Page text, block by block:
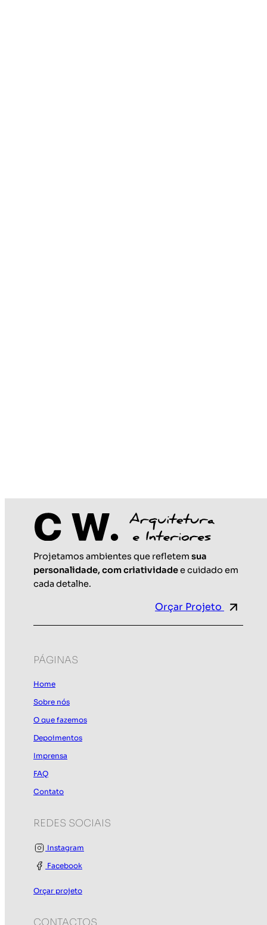
Projetamos ambientes que refletem sua
personalidade, com criatividadee cuidado em
cada detalhe.
Orçar Projeto
PÁGINAS
Home
Sobre nós
O que fazemos
Depoimentos
Imprensa
FAQ
Contato
REDES SOCIAIS
Instagram
Facebook
Orçar projeto
CONTACTOS